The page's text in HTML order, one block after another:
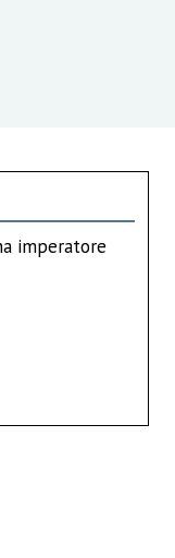
imperatore